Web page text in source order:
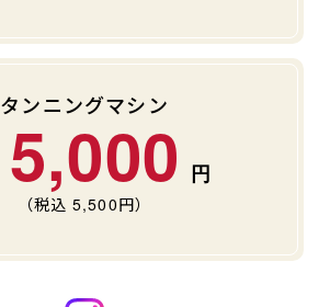
タンニングマシン
5,000
（税込 5,500円）